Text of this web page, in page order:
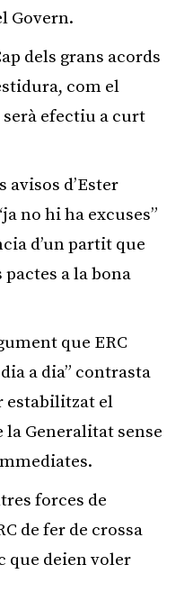
Govern.
dels grans acords
com el
efectiu a curt
avisos d’Ester
no hi ha excuses”
d’un partit que
a la bona
que ERC
a dia” contrasta
estabilitzat el
la Generalitat sense
forces de
de fer de crossa
que deien voler